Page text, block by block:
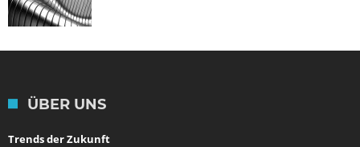
ÜBER UNS
Trends der Zukunft